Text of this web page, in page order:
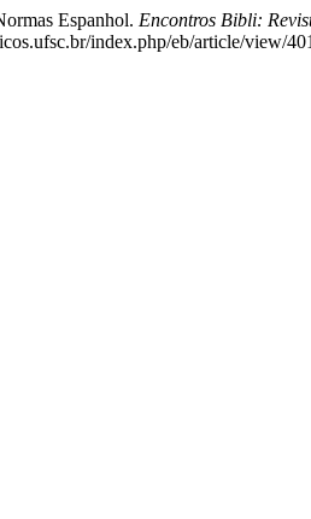
Espanhol. Encontros Bibli:
index.php/eb/article/view/